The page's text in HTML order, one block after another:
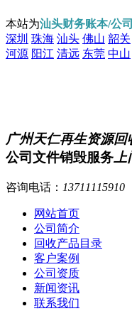
本站为汕头财务账本/公
深圳 珠海 汕头 佛山 韶关
河源 阳江 清远 东莞 中山
广州天仁再生资源回
公司文件销毁服务
咨询电话： 13711115910
网站首页
公司简介
回收产品目录
客户案例
公司资质
新闻资讯
联系我们